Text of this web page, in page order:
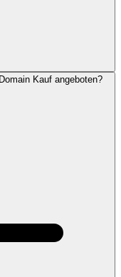
Kauf angeboten?